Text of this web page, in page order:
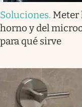
Soluciones. Meter
horno y del
para qué sirve